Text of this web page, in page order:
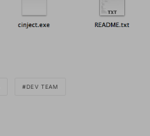
DEV TEAM